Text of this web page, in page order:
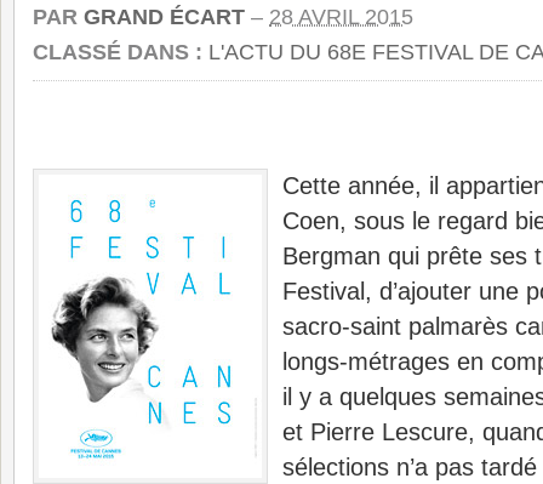
PAR GRAND ÉCART – 28 AVRIL 2015
CLASSÉ DANS : L'ACTU DU 68E FESTIVAL DE
Cette année, il
Coen, sous le regard
Bergman qui prête ses
Festival, d’ajouter une
sacro-saint palmarès
longs-métrages en
il y a quelques
et Pierre Lescure,
sélections n’a pas